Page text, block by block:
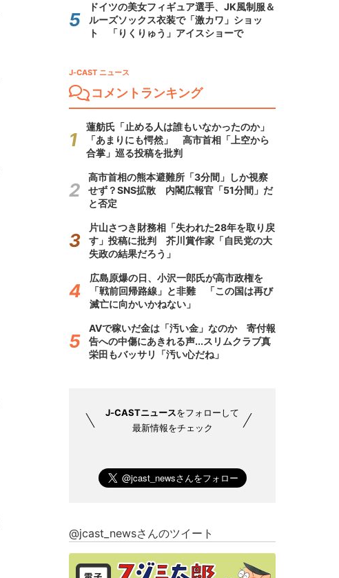
ドイツの美女フィギュア選手、JK風制服＆
ルーズソックス衣装で「激カワ」ショッ
ト 「りくりゅう」アイスショーで
J-CAST ニュース
コメントランキング
蓮舫氏「止める人は誰もいなかったのか」
「あまりにも愕然」 高市首相「上空から
合掌」巡る投稿を批判
高市首相の熊本避難所「3分間」しか視察
せず？SNS拡散 内閣広報官「51分間」だ
と否定
片山さつき財務相「失われた28年を取り戻
す」投稿に批判 芥川賞作家「自民党の大
失政の結果だろう」
広島原爆の日、小沢一郎氏が高市政権を
「戦前回帰路線」と非難 「この国は再び
滅亡に向かいかねない」
AVで稼いだ金は「汚い金」なのか 寄付報
告への中傷にあきれる声...スリムクラブ真
栄田もバッサリ「汚い心だね」
J-CASTニュースをフォローして
最新情報をチェック
@jcast_newsさんのツイート